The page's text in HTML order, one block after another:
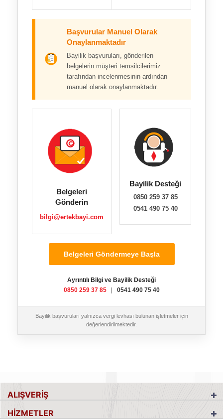
Başvurular Manuel Olarak
Onaylanmaktadır
Bayilik başvuruları, gönderilen
belgelerin müşteri temsilcilerimiz
tarafından incelenmesinin ardından
manuel olarak onaylanmaktadır.
Belgeleri
Gönderin
bilgi@ertekbayi.com
Bayilik Desteği
0850 259 37 85
0541 490 75 40
Belgeleri Göndermeye Başla
Ayrıntılı Bilgi ve Bayilik Desteği
0850 259 37 85
0541 490 75 40
Bayilik başvuruları yalnızca vergi levhası bulunan işletmeler için
değerlendirilmektedir.
ALIŞVERİŞ
HİZMETLER